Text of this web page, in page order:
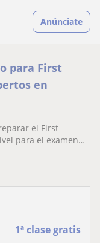
Anúnciate
para First
en
el First
para el examen
1ª clase gratis